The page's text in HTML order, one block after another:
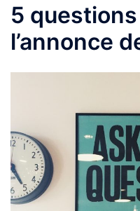
5
l’annonce